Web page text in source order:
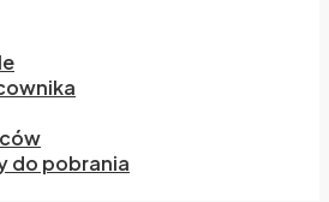
do pobrania